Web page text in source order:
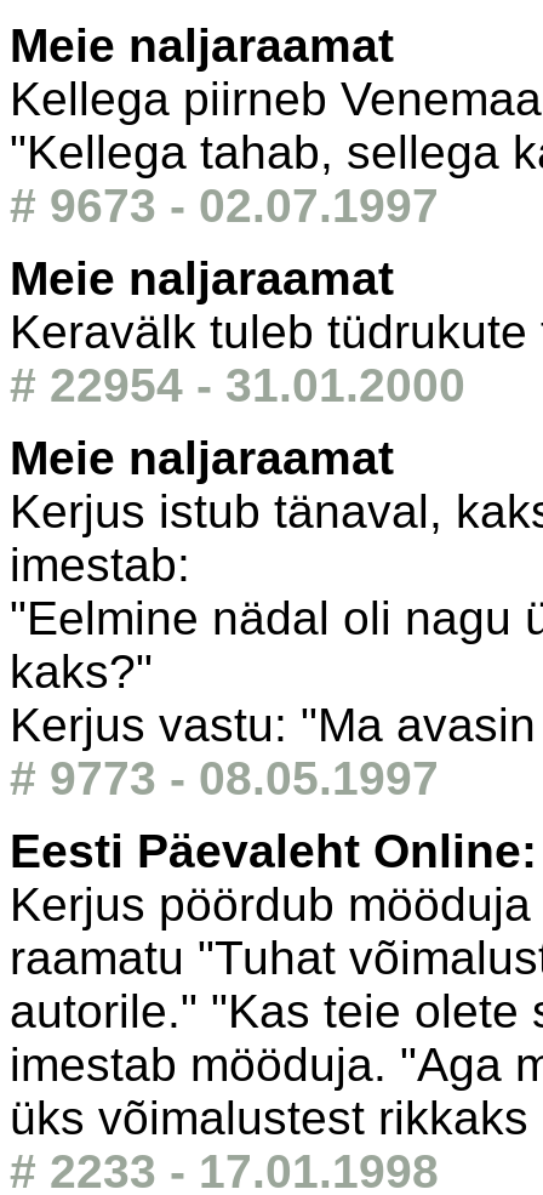
Meie naljaraamat
Kellega piirneb
"Kellega tahab, sellega
# 9673 - 02.07.1997
Meie naljaraamat
Keravälk tuleb
# 22954 - 31.01.2000
Meie naljaraamat
Kerjus istub tänaval,
imestab:
"Eelmine nädal oli nagu
kaks?"
Kerjus vastu: "Ma
# 9773 - 08.05.1997
Eesti Päevaleht
Kerjus pöördub
raamatu "Tuhat
autorile." "Kas teie olete
imestab mööduja. "Aga
üks võimalustest rikkaks
# 2233 - 17.01.1998